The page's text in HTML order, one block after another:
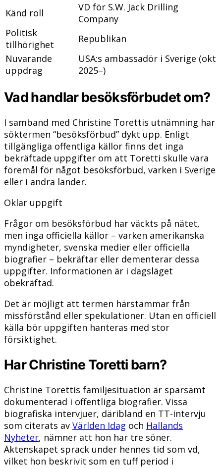
Känd roll
VD för S.W. Jack Drilling
Company
Politisk
tillhörighet
Republikan
Nuvarande
uppdrag
USA:s ambassadör i Sverige (okt
2025–)
Vad handlar besöksförbudet om?
I samband med Christine Torettis utnämning har
söktermen “besöksförbud” dykt upp. Enligt
tillgängliga offentliga källor finns det inga
bekräftade uppgifter om att Toretti skulle vara
föremål för något besöksförbud, varken i Sverige
eller i andra länder.
Oklar uppgift
Frågor om besöksförbud har väckts på nätet,
men inga officiella källor – varken amerikanska
myndigheter, svenska medier eller officiella
biografier – bekräftar eller dementerar dessa
uppgifter. Informationen är i dagsläget
obekräftad.
Det är möjligt att termen härstammar från
missförstånd eller spekulationer. Utan en officiell
källa bör uppgiften hanteras med stor
försiktighet.
Har Christine Toretti barn?
Christine Torettis familjesituation är sparsamt
dokumenterad i offentliga biografier. Vissa
biografiska intervjuer, däribland en TT-intervju
som citerats av Världen Idag och Hallands
Nyheter, nämner att hon har tre söner.
Äktenskapet sprack under hennes tid som vd,
vilket hon beskrivit som en tuff period i